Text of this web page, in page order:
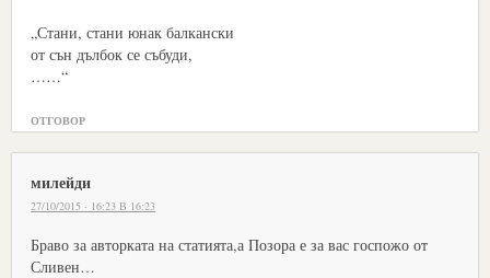
„Стани, стани юнак балкански
от сън дълбок се събуди,
……“
ОТГОВОР
милейди
27/10/2015 · 16:23 В 16:23
Браво за авторката на статията,а Позора е за вас госпожо от
Сливен…